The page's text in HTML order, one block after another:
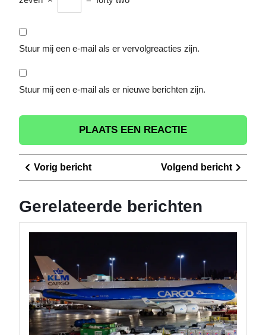
Stuur mij een e-mail als er vervolgreacties zijn.
Stuur mij een e-mail als er nieuwe berichten zijn.
Berichtnavigatie
Vorig berichtVorig
bericht
Volgend bericht
bericht
Gerelateerde berichten
van
KLM
Vracht: